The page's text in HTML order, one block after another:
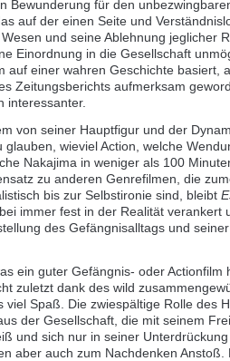
Bewunderung für den
auf der einen Seite und
und seine Ablehnung jeglicher
Einordnung in die Gesellschaft
auf einer wahren Geschichte basiert,
Zeitungsberichts aufmerksam
interessanter.
von seiner Hauptfigur und der
glauben, wieviel Action, welche
Nakajima in weniger als 100
zu anderen Genrefilmen, die
bis zur Selbstironie sind, bleibt
immer fest in der Realität verankert
des Gefängnisalltags und seiner
ein guter Gefängnis- oder Actionfilm
zuletzt dank des wild
viel Spaß. Die zwiespältige Rolle des
der Gesellschaft, die mit seinem
und sich nur in seiner
aber auch zum Nachdenken Anstoß.